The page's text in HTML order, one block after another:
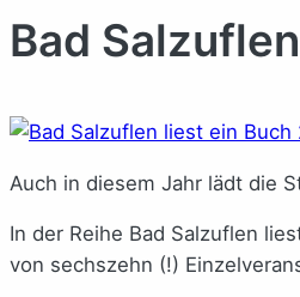
Bad
Auch in diesem Jahr lädt die
In der Reihe Bad Salzuflen
von sechszehn (!)